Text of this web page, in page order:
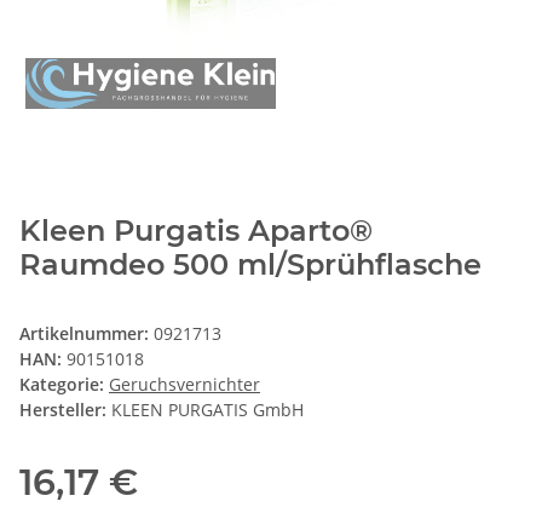
Kleen Purgatis Aparto®
Raumdeo 500 ml/Sprühflasche
Artikelnummer: 0921713
HAN: 90151018
Kategorie: Geruchsvernichter
Hersteller: KLEEN PURGATIS GmbH
16,17 €